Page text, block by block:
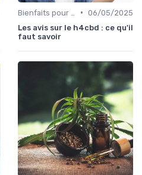
• 06/05/2025
Les avis sur le h4cbd : ce qu'il
faut savoir